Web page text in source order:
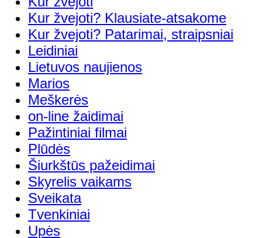
Kur žvejoti? Klausiate-atsakome
Kur žvejoti? Patarimai, straipsniai
Leidiniai
Lietuvos naujienos
Marios
Meškerės
on-line žaidimai
Pažintiniai filmai
Plūdės
Šiurkštūs pažeidimai
Skyrelis vaikams
Sveikata
Tvenkiniai
Upės